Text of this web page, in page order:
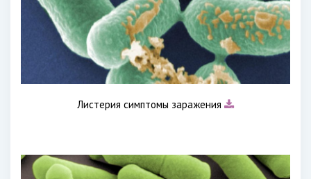
Листерия симптомы заражения